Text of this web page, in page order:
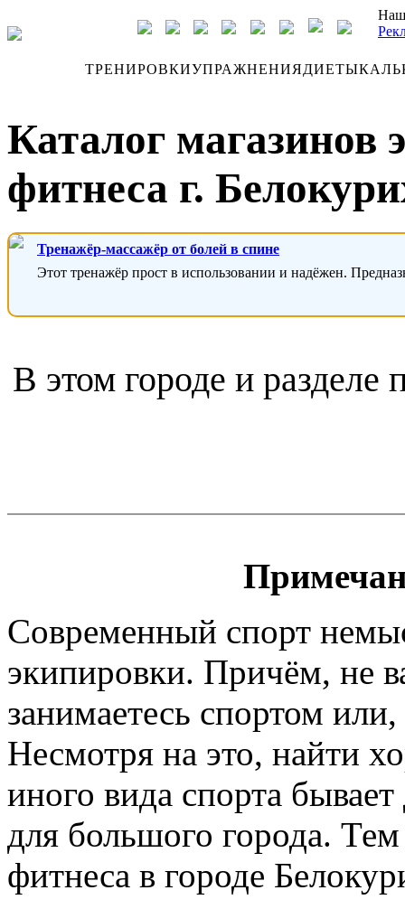
ТРЕНИРОВКИУПРАЖНЕНИЯДИЕТЫ
Каталог магазинов
фитнеса г.
Тренажёр-массажёр от болей в спине
Этот тренажёр прост в использовании и надёжен.
В этом городе и разделе
Современный спорт
экипировки. Причём, не
занимаетесь спортом
Несмотря на это, найти
иного вида спорта
для большого города.
фитнеса в городе